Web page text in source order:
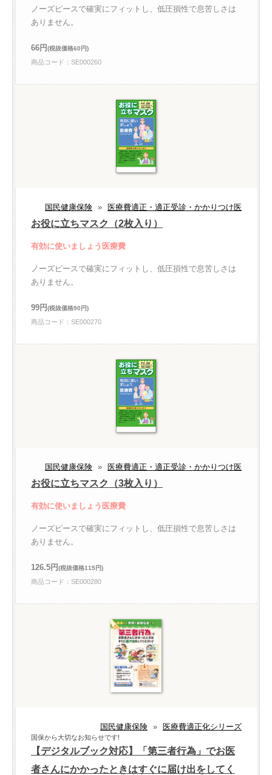
ノーズピースで確実にフィットし、低圧損性で息苦しさは
ありません。
66円(税抜価格60円)
商品コード：SE000260
国民健康保険 » 医療費適正・適正受診・かかりつけ医
お役に立ちマスク（2枚入り）
有効に使いましょう医療費
ノーズピースで確実にフィットし、低圧損性で息苦しさは
ありません。
99円(税抜価格90円)
商品コード：SE000270
国民健康保険 » 医療費適正・適正受診・かかりつけ医
お役に立ちマスク（3枚入り）
有効に使いましょう医療費
ノーズピースで確実にフィットし、低圧損性で息苦しさは
ありません。
126.5円(税抜価格115円)
商品コード：SE000280
国民健康保険 » 医療費適正化シリーズ
国保から大切なお知らせです!
【デジタルブック対応】「第三者行為」でお医
者さんにかかったときはすぐに届け出をしてく